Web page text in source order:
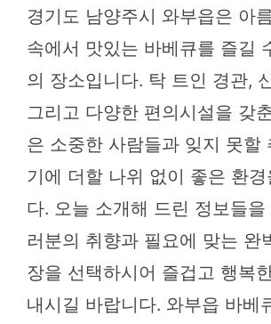
경기도 남양주시 와부읍은 아
속에서 맛있는 바베큐를 즐길
의 장소입니다. 탁 트인 경관,
그리고 다양한 편의시설을 갖
은 소중한 사람들과 잊지 못할
기에 더할 나위 없이 좋은 환경
다. 오늘 소개해 드린 정보들을
러분의 취향과 필요에 맞는 완
장을 선택하시어 즐겁고 행복
내시길 바랍니다. 와부읍 바베